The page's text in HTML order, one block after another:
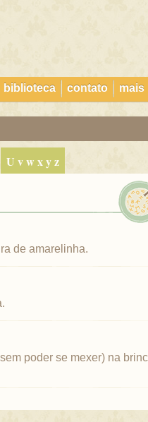
biblioteca contato mais
u v w x y z
de amarelinha.
poder se mexer) na